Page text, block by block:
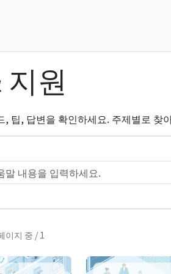
원
팁, 답변을 확인하세요. 주제별로 찾
이지 중 / 1